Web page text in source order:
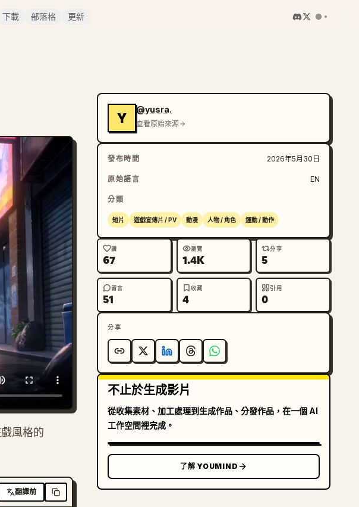
下載 部落格 更新
風格的
翻譯前
Y
@yusra.
查看原始來源
發布時間 2026年5月30日
原始語言 EN
分類
短片 遊戲宣傳片 / PV 動漫 人物 / 角色 運動 / 動作
讚
67
瀏覽
1.4K
分享
5
留言
51
收藏
4
引用
0
分享
不止於生成影片
從收集素材、加工處理到生成作品、分發作品，在一個 AI
工作空間裡完成。
了解 YOUMIND